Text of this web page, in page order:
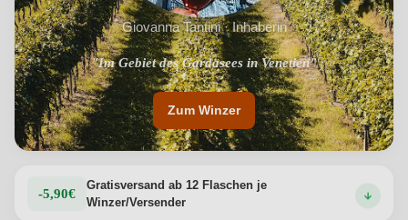
Giovanna Tantini · Inhaberin
"Im Gebiet des Gardasees in Venetien"
Zum Winzer
-5,90€
Gratisversand ab 12 Flaschen je
Winzer/Versender